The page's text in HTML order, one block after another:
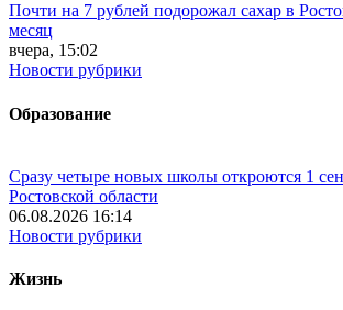
Почти на 7 рублей подорожал сахар в
месяц
вчера, 15:02
Новости рубрики
Образование
Сразу четыре новых школы откроются 1
Ростовской области
06.08.2026 16:14
Новости рубрики
Жизнь